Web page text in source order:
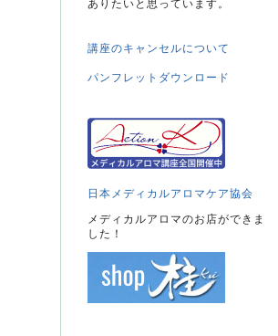
ありたいと思っています。
講座のキャンセルについて
パンフレットダウンロード
日本メディカルアロマケア協会
メディカルアロマのお店ができま
した！